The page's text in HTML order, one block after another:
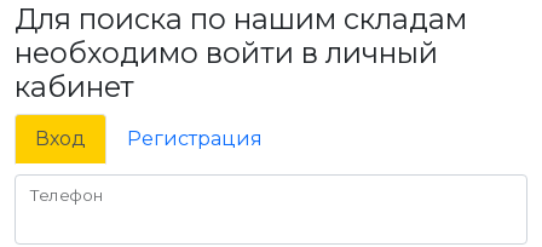
Для поиска по нашим складам
необходимо войти в личный
кабинет
Вход Регистрация
Телефон